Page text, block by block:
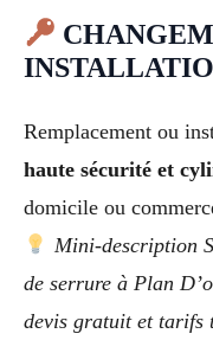
Remplacement ou
haute sécurité et
domicile ou
Mini-description
de serrure à Plan
devis gratuit et tarifs